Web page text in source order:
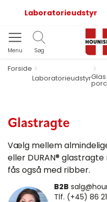
Laboratorieudstyr
Menu Søg
Forside
Laboratorieudstyr
Glastragte
Vælg mellem
eller DURAN®
fås også med ribber.
B2B
Tlf. (+45) 86